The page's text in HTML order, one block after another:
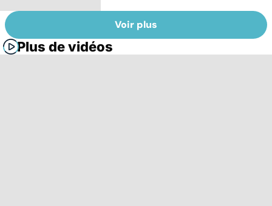
Voir plus
Plus de vidéos